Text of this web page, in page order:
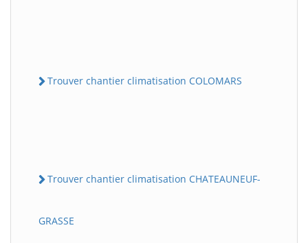
Trouver chantier climatisation COLOMARS
Trouver chantier climatisation CHATEAUNEUF-
GRASSE